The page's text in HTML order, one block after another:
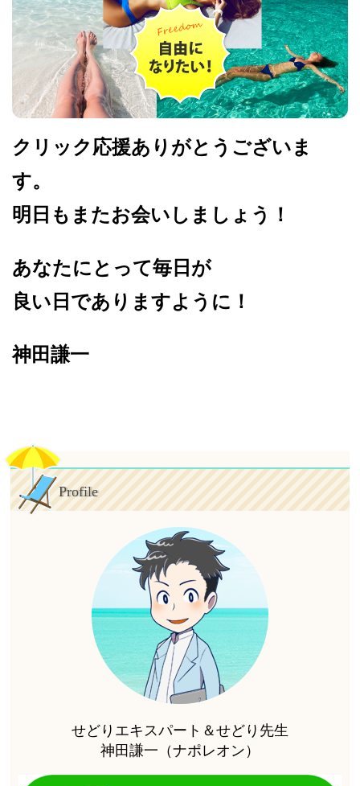
クリック応援ありがとうございま
す。
明日もまたお会いしましょう！
あなたにとって毎日が
良い日でありますように！
神田謙一
Profile
せどりエキスパート＆せどり先生
神田謙一（ナポレオン）